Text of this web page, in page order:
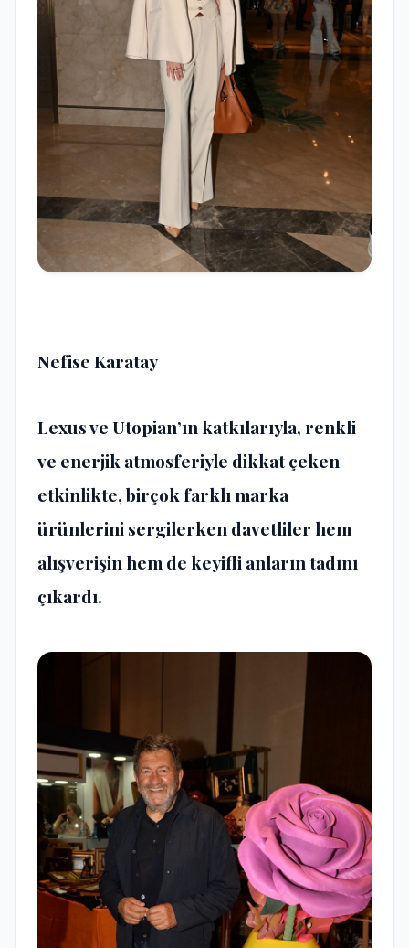
Nefise Karatay
Lexus ve Utopian’ın katkılarıyla, renkli
ve enerjik atmosferiyle dikkat çeken
etkinlikte, birçok farklı marka
ürünlerini sergilerken davetliler hem
alışverişin hem de keyifli anların tadını
çıkardı.